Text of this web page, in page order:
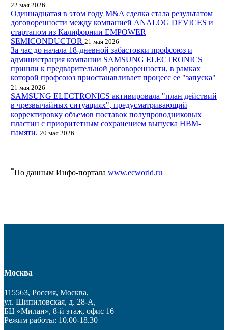
22 мая 2026
Одиннадцатая в этом году M&A сделка стала результатом
договоренности между компанией ANALOG DEVICES и
стартапом из Калифорнии EMPOWER
SEMICONDUCTOR 21 мая 2026
За час до начала 18-дневной забастовки профсоюз и
администрация компании SAMSUNG ELECTRONICS
пришли к предварительной договоренности, в рамках
которой профсоюз приостанавливает процесс ее "запуска"
21 мая 2026
SAMSUNG ELECTRONICS активировала "план действий
в чрезвычайных ситуациях", предусматривающий
корректировку объемов поставок полупроводниковых
пластин с приоритетным сохранением выпуска HBM-
памяти. 20 мая 2026
*По данным Инфо-портала www.ecworld.ru
Москва
115563, Россия, Москва,
ул. Шипиловская, д. 28-А,
БЦ «Милан», 8-й этаж, офис 16
Режим работы: 10.00-18.30